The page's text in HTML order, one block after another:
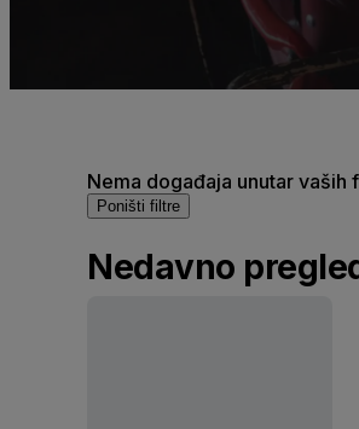
Nema događaja unutar
Poništi filtre
Nedavno